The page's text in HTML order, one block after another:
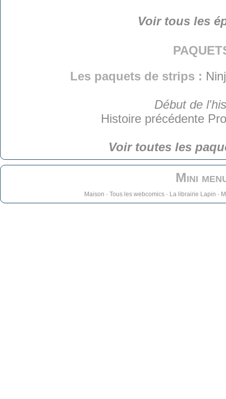
Voir tous les
Les paquets de strips :
Début de
Histoire précédente
Voir toutes les
Mini
Maison - Tous les webcomics- La librairie Lapin -